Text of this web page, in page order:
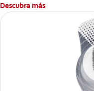
Descubra más